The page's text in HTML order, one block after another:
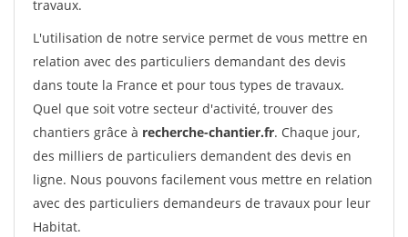
travaux.
L'utilisation de notre service permet de vous mettre en
relation avec des particuliers demandant des devis
dans toute la France et pour tous types de travaux.
Quel que soit votre secteur d'activité, trouver des
chantiers grâce à recherche-chantier.fr. Chaque jour,
des milliers de particuliers demandent des devis en
ligne. Nous pouvons facilement vous mettre en relation
avec des particuliers demandeurs de travaux pour leur
Habitat.